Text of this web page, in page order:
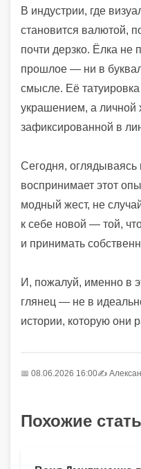
В индустрии, где
становится валютой,
почти дерзко. Ёлка не
прошлое — ни в
смысле. Её
украшением, а личной
зафиксированной в
Сегодня, оглядываясь
воспринимает этот
модный жест, не
к себе новой — той,
и принимать
И, пожалуй, именно в
глянец — не в
истории, которую они
📅 08.06.2026 16:00✍️
Похожие